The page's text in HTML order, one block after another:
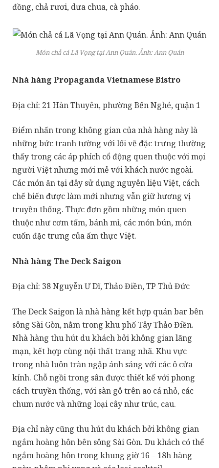
đồng, chả rươi, dưa chua, cà pháo.
Món chả cá Lã Vọng tại Ann Quán. Ảnh:Ann Quán
Nhà hàng Propaganda Vietnamese Bistro
Địa chỉ: 21 Hàn Thuyên, phường Bến Nghé, quận 1
Điểm nhấn trong không gian của nhà hàng này là
những bức tranh tường với lối vẽ đặc trưng thường
thấy trong các áp phích cổ động quen thuộc với mọi
người Việt nhưng mới mẻ với khách nước ngoài.
Các món ăn tại đây sử dụng nguyên liệu Việt, cách
chế biến được làm mới nhưng vẫn giữ hương vị
truyền thống. Thực đơn gồm những món quen
thuộc như cơm tấm, bánh mì, các món bún, món
cuốn đặc trưng của ẩm thực Việt.
Nhà hàng The Deck Saigon
Địa chỉ: 38 Nguyễn Ư Dĩ, Thảo Điền, TP Thủ Đức
The Deck Saigon là nhà hàng kết hợp quán bar bên
sông Sài Gòn, nằm trong khu phố Tây Thảo Điền.
Nhà hàng thu hút du khách bởi không gian lãng
mạn, kết hợp cùng nội thất trang nhã. Khu vực
trong nhà luôn tràn ngập ánh sáng với các ô cửa
kính. Chỗ ngồi trong sân được thiết kế với phong
cách truyền thống, với sàn gỗ trên ao cá nhỏ, các
chum nước và những loại cây như trúc, cau.
Địa chỉ này cũng thu hút du khách bởi không gian
ngắm hoàng hôn bên sông Sài Gòn. Du khách có thể
ngắm hoàng hôn trong khung giờ 16 – 18h hàng